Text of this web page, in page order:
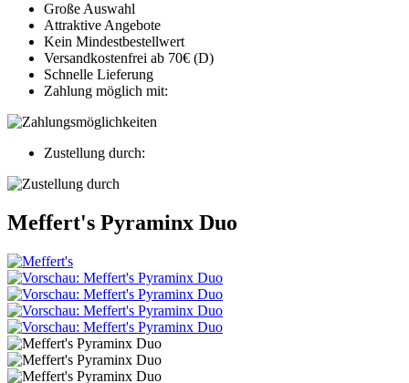
Große Auswahl
Attraktive Angebote
Kein Mindestbestellwert
Versandkostenfrei ab 70€ (D)
Schnelle Lieferung
Zahlung möglich mit:
Zustellung durch:
Meffert's Pyraminx Duo